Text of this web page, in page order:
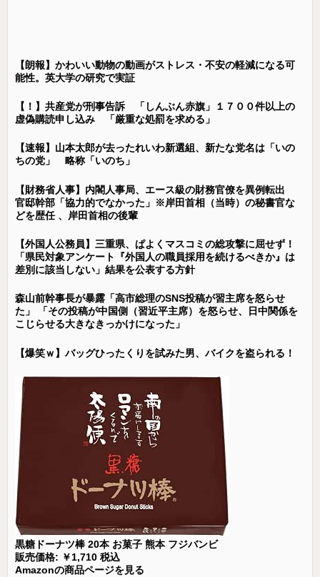
【朗報】かわいい動物の動画がストレス・不安の軽減になる可
能性。英大学の研究で実証
【！】共産党が刑事告訴 「しんぶん赤旗」１７００件以上の
虚偽購読申し込み 「厳重な処罰を求める」
【速報】山本太郎が去ったれいわ新選組、新たな党名は「いの
ちの党」 略称「いのち」
【財務省人事】内閣人事局、エース級の財務官僚を異例転出
官邸幹部「協力的でなかった」※岸田首相（当時）の秘書官な
どを歴任 、岸田首相の後輩
【外国人公務員】三重県、ぱよくマスコミの総攻撃に屈せず！
「県民対象アンケート『外国人の職員採用を続けるべきか』は
差別に該当しない」結果を公表する方針
森山前幹事長が暴露「高市総理のSNS投稿が習主席を怒らせ
た」 「その投稿が中国側（習近平主席）を怒らせ、日中関係を
こじらせる大きなきっかけになった」
【爆笑ｗ】バッグひったくりを試みた男、バイクを盗られる！
黒糖ドーナツ棒 20本 お菓子 熊本 フジバンビ
販売価格: ￥1,710 税込
Amazonの商品ページを見る